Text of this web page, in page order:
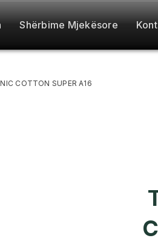
Shërbime Mjekësore
COTTON SUPER A16